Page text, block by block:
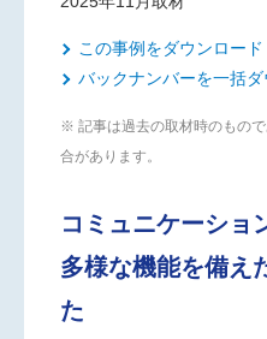
この事例をダウンロード
バックナンバーを一括ダ
※ 記事は過去の取材時のもの
合があります。
コミュニケーショ
多様な機能を備え
た